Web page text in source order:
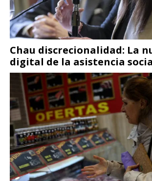
Chau discrecionalidad: La
digital de la asistencia